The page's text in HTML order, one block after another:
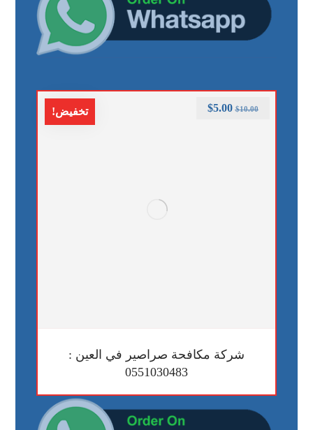
تخفيض!
شركة مكافحة صراصير في العين :
0551030483
$10.00
$5.00